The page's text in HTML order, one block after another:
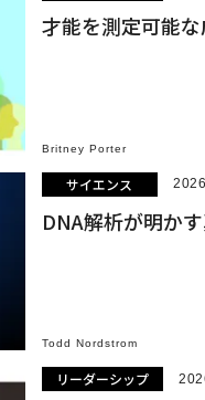
才能を測定可能
Britney Porter
サイエンス
DNA解析が明か
Todd Nordstrom
リーダーシップ